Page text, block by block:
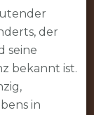
der
seine
bekannt ist.
in